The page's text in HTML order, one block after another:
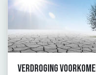
Verdroging